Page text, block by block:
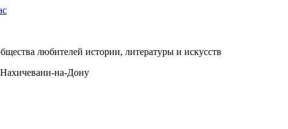
любителей истории, литературы и искусств